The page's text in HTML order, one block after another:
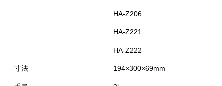
HA-Z206
HA-Z221
HA-Z222
寸法 194×300×69mm